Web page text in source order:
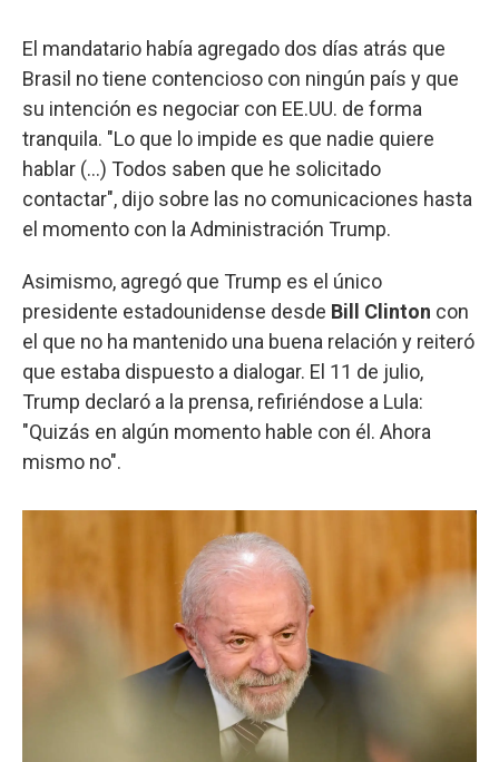
El mandatario había agregado dos días atrás que
Brasil no tiene contencioso con ningún país y que
su intención es negociar con EE.UU. de forma
tranquila. "Lo que lo impide es que nadie quiere
hablar (...) Todos saben que he solicitado
contactar", dijo sobre las no comunicaciones hasta
el momento con la Administración Trump.
Asimismo, agregó que Trump es el único
presidente estadounidense desde Bill Clinton con
el que no ha mantenido una buena relación y reiteró
que estaba dispuesto a dialogar. El 11 de julio,
Trump declaró a la prensa, refiriéndose a Lula:
"Quizás en algún momento hable con él. Ahora
mismo no".